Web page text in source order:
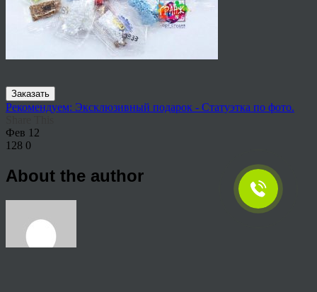
Заказать
Рекомендуем: Эксклюзивный подарок - Статуэтка по фото.
Фев 12
128 0
About the author